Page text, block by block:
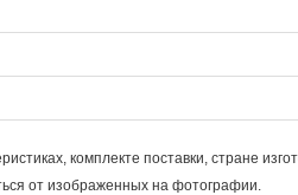
комплекте поставки, стране
от изображенных на фотографии.